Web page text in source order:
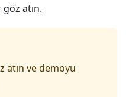
atın.
atın ve demoyu